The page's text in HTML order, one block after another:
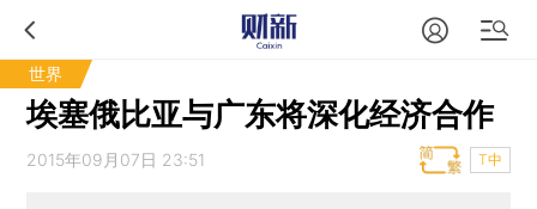
世界
埃塞俄比亚与广东将深化经济合作
2015年09月07日 23:51 T中